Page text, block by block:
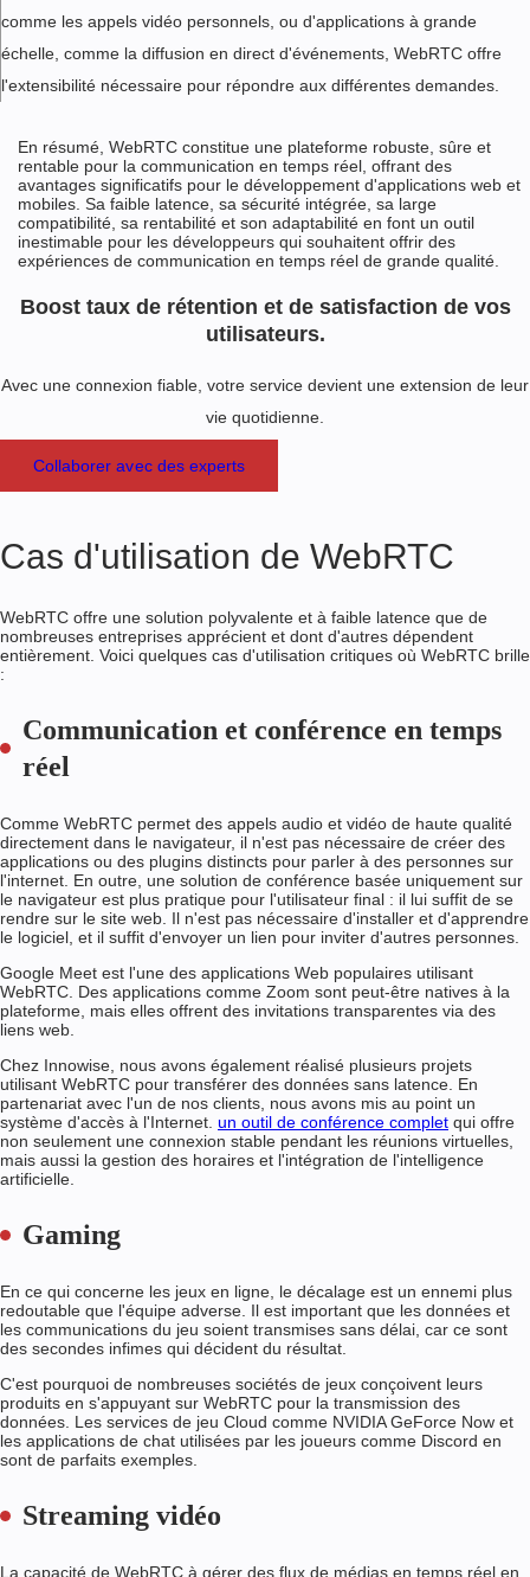
comme les appels vidéo personnels, ou d'applications à grande
échelle, comme la diffusion en direct d'événements, WebRTC offre
l'extensibilité nécessaire pour répondre aux différentes demandes.
En résumé, WebRTC constitue une plateforme robuste, sûre et
rentable pour la communication en temps réel, offrant des
avantages significatifs pour le développement d'applications web et
mobiles. Sa faible latence, sa sécurité intégrée, sa large
compatibilité, sa rentabilité et son adaptabilité en font un outil
inestimable pour les développeurs qui souhaitent offrir des
expériences de communication en temps réel de grande qualité.
Boost taux de rétention et de satisfaction de vos
utilisateurs.
Avec une connexion fiable, votre service devient une extension de leur
vie quotidienne.
Collaborer avec des experts
Cas d'utilisation de WebRTC
WebRTC offre une solution polyvalente et à faible latence que de
nombreuses entreprises apprécient et dont d'autres dépendent
entièrement. Voici quelques cas d'utilisation critiques où WebRTC brille
:
Communication et conférence en temps
réel
Comme WebRTC permet des appels audio et vidéo de haute qualité
directement dans le navigateur, il n'est pas nécessaire de créer des
applications ou des plugins distincts pour parler à des personnes sur
l'internet. En outre, une solution de conférence basée uniquement sur
le navigateur est plus pratique pour l'utilisateur final : il lui suffit de se
rendre sur le site web. Il n'est pas nécessaire d'installer et d'apprendre
le logiciel, et il suffit d'envoyer un lien pour inviter d'autres personnes.
Google Meet est l'une des applications Web populaires utilisant
WebRTC. Des applications comme Zoom sont peut-être natives à la
plateforme, mais elles offrent des invitations transparentes via des
liens web.
Chez Innowise, nous avons également réalisé plusieurs projets
utilisant WebRTC pour transférer des données sans latence. En
partenariat avec l'un de nos clients, nous avons mis au point un
système d'accès à l'Internet. un outil de conférence complet qui offre
non seulement une connexion stable pendant les réunions virtuelles,
mais aussi la gestion des horaires et l'intégration de l'intelligence
artificielle.
Gaming
En ce qui concerne les jeux en ligne, le décalage est un ennemi plus
redoutable que l'équipe adverse. Il est important que les données et
les communications du jeu soient transmises sans délai, car ce sont
des secondes infimes qui décident du résultat.
C'est pourquoi de nombreuses sociétés de jeux conçoivent leurs
produits en s'appuyant sur WebRTC pour la transmission des
données. Les services de jeu Cloud comme NVIDIA GeForce Now et
les applications de chat utilisées par les joueurs comme Discord en
sont de parfaits exemples.
Streaming vidéo
La capacité de WebRTC à gérer des flux de médias en temps réel en